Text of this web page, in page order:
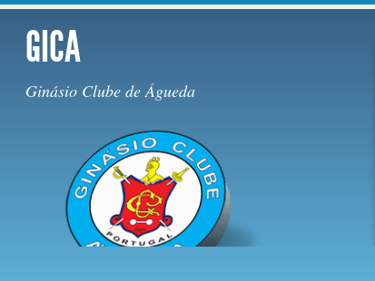
GICA
Ginásio Clube de Águeda